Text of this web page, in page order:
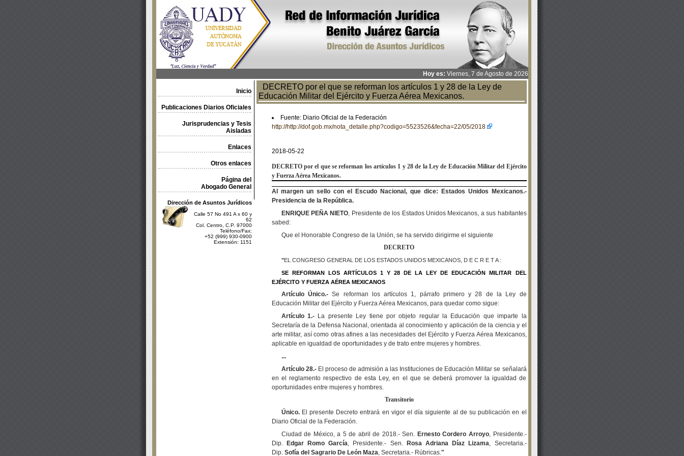
Hoy es: Viernes, 7 de Agosto de 2026
Inicio
Publicaciones Diarios Oficiales
Jurisprudencias y Tesis
Aisladas
Enlaces
Otros enlaces
Página del
Abogado General
Dirección de Asuntos Jurídicos
Calle 57 No 491 A x 60 y
62
Col. Centro, C.P. 97000
Teléfono/Fax:
+52 (999) 930-0900
Extensión: 1151
DECRETO por el que se reforman los artículos 1 y 28 de la Ley de
Educación Militar del Ejército y Fuerza Aérea Mexicanos.
Fuente: Diario Oficial de la Federación
http://http://dof.gob.mx/nota_detalle.php?codigo=5523526&fecha=22/05/2018
2018-05-22
DECRETO por el que se reforman los artículos 1 y 28 de la Ley de Educación Militar del Ejército
y Fuerza Aérea Mexicanos.
Al margen un sello con el Escudo Nacional, que dice: Estados Unidos Mexicanos.-
Presidencia de la República.
ENRIQUE PEÑA NIETO , Presidente de los Estados Unidos Mexicanos, a sus habitantes
sabed:
Que el Honorable Congreso de la Unión, se ha servido dirigirme el siguiente
DECRETO
"EL CONGRESO GENERAL DE LOS ESTADOS UNIDOS MEXICANOS, D E C R E T A :
SE REFORMAN LOS ARTÍCULOS 1 Y 28 DE LA LEY DE EDUCACIÓN MILITAR DEL
EJÉRCITO Y FUERZA AÉREA MEXICANOS
Artículo Único.-Se reforman los artículos 1, párrafo primero y 28 de la Ley de
Educación Militar del Ejército y Fuerza Aérea Mexicanos, para quedar como sigue:
Artículo 1.- La presente Ley tiene por objeto regular la Educación que imparte la
Secretaría de la Defensa Nacional, orientada al conocimiento y aplicación de la ciencia y el
arte militar, así como otras afines a las necesidades del Ejército y Fuerza Aérea Mexicanos,
aplicable en igualdad de oportunidades y de trato entre mujeres y hombres.
...
Artículo 28.-El proceso de admisión a las Instituciones de Educación Militar se señalará
en el reglamento respectivo de esta Ley, en el que se deberá promover la igualdad de
oportunidades entre mujeres y hombres.
Transitorio
Único.El presente Decreto entrará en vigor el día siguiente al de su publicación en el
Diario Oficial de la Federación.
Ciudad de México, a 5 de abril de 2018.- Sen. Ernesto Cordero Arroyo , Presidente.-
Dip. Edgar Romo García , Presidente.- Sen. Rosa Adriana Díaz Lizama , Secretaria.-
Dip. Sofía del Sagrario De León Maza , Secretaria.- Rúbricas. "